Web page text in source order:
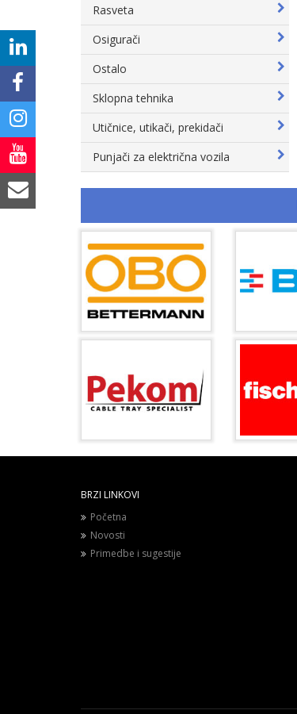
Rasveta
Osigurači
Ostalo
Sklopna tehnika
Utičnice, utikači, prekidači
Punjači za električna vozila
BRZI LINKOVI
Početna
Novosti
Primedbe i sugestije